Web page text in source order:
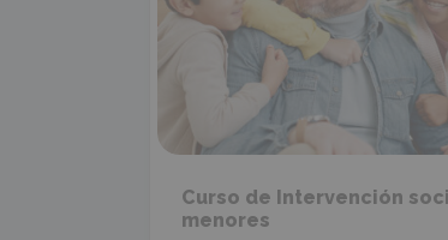
Curso de Intervención
menores